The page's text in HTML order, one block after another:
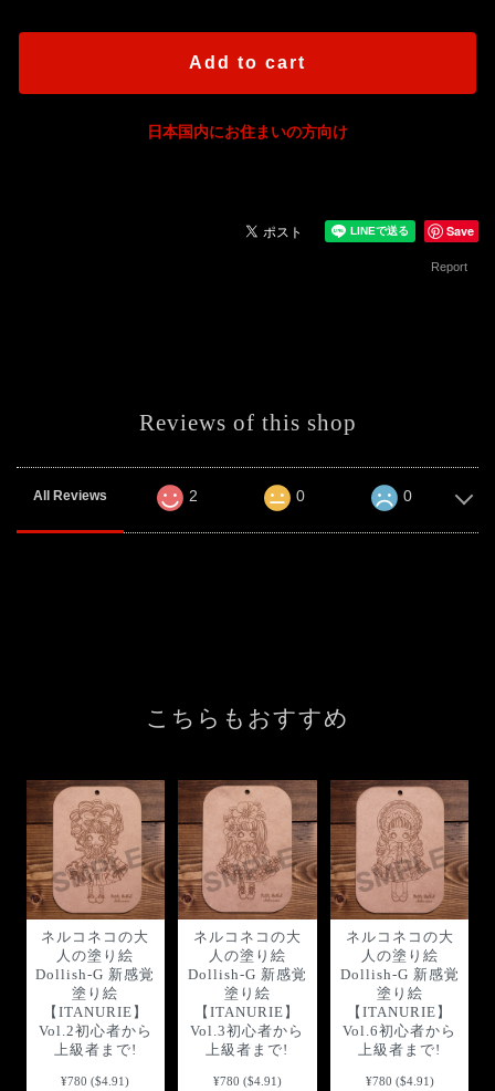
Add to cart
日本国内にお住まいの方向け
Save
Report
Reviews of this shop
All Reviews 2 0 0
こちらもおすすめ
ネルコネコの大
人の塗り絵
Dollish-G 新感覚
塗り絵
【ITANURIE】
Vol.2初心者から
上級者まで!
¥780 ($4.91)
ネルコネコの大
人の塗り絵
Dollish-G 新感覚
塗り絵
【ITANURIE】
Vol.3初心者から
上級者まで!
¥780 ($4.91)
ネルコネコの大
人の塗り絵
Dollish-G 新感覚
塗り絵
【ITANURIE】
Vol.6初心者から
上級者まで!
¥780 ($4.91)